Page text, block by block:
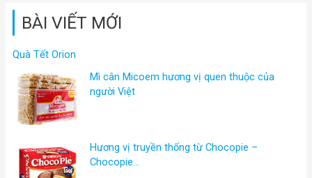
BÀI VIẾT MỚI
Quà Tết Orion
Mì cân Micoem hương vị quen thuộc của
người Việt
Hương vị truyền thống từ Chocopie –
Chocopie…